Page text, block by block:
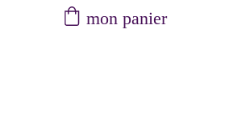
mon panier